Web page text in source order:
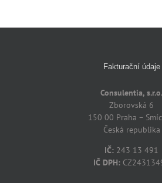
Fakturační údaje
Consulentia, s.r.o.
Zborovská 6
150 00 Praha –
Česká republika
IČ: 243 13 491
IČ DPH: